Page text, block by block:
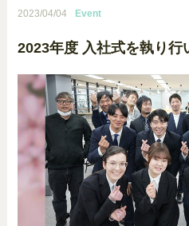
2023/04/04 Event
2023年度 入社式を執り行